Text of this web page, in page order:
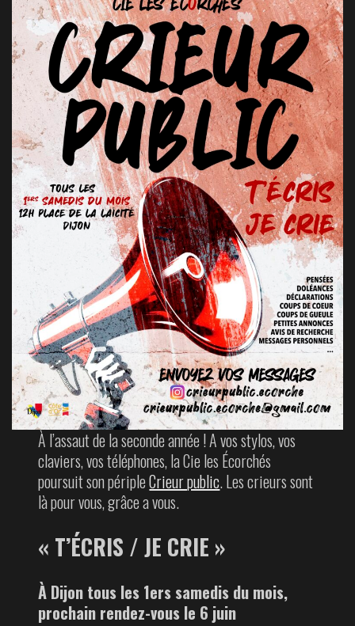
À l’assaut de la seconde année ! A vos stylos, vos
claviers, vos téléphones, la Cie les Écorchés
poursuit son péripleCrieur public. Les crieurs sont
là pour vous, grâce a vous.
« T’ÉCRIS / JE CRIE »
À Dijon tous les 1ers samedis du mois,
prochain rendez-vous le 6 juin